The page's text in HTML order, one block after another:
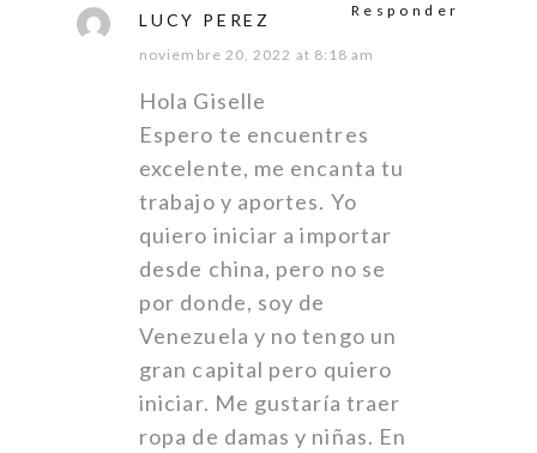
LUCY PEREZ
noviembre 20, 2022 at 8:18 am
Hola Giselle
Espero te encuentres
excelente, me encanta tu
trabajo y aportes. Yo
quiero iniciar a importar
desde china, pero no se
por donde, soy de
Venezuela y no tengo un
gran capital pero quiero
iniciar. Me gustaría traer
ropa de damas y niñas. En
Responder